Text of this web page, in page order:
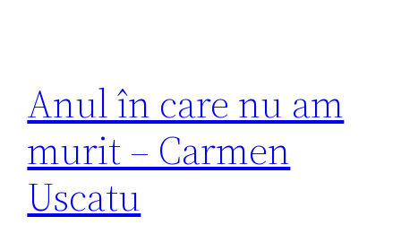
Anul în care nu am
murit – Carmen
Uscatu